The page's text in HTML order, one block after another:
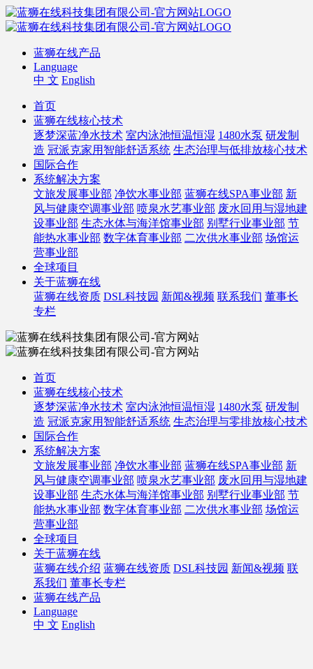
蓝狮在线产品
Language
中 文 English
首页
蓝狮在线核心技术
逐梦深蓝净水技术 室内泳池恒温恒湿 1480水泵 研发制
造 冠派克家用智能舒适系统 生态治理与低排放核心技术
国际合作
系统解决方案
文旅发展事业部 净饮水事业部 蓝狮在线SPA事业部 新
风与健康空调事业部 喷泉水艺事业部 废水回用与湿地建
设事业部 生态水体与海洋馆事业部 别墅行业事业部 节
能热水事业部 数字体育事业部 二次供水事业部 场馆运
营事业部
全球项目
关于蓝狮在线
蓝狮在线资质 DSL科技园 新闻&视频 联系我们 董事长
专栏
首页
蓝狮在线核心技术
逐梦深蓝净水技术 室内泳池恒温恒湿 1480水泵 研发制
造 冠派克家用智能舒适系统 生态治理与零排放核心技术
国际合作
系统解决方案
文旅发展事业部 净饮水事业部 蓝狮在线SPA事业部 新
风与健康空调事业部 喷泉水艺事业部 废水回用与湿地建
设事业部 生态水体与海洋馆事业部 别墅行业事业部 节
能热水事业部 数字体育事业部 二次供水事业部 场馆运
营事业部
全球项目
关于蓝狮在线
蓝狮在线介绍 蓝狮在线资质 DSL科技园 新闻&视频 联
系我们 董事长专栏
蓝狮在线产品
Language
中 文 English